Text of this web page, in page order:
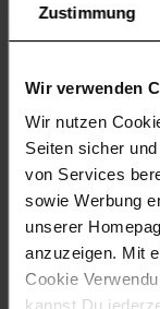
Zustimmung
Wir verwenden
Wir nutzen
Seiten sicher
von Services
sowie Werbung
unserer
anzuzeigen. Mit
Cookie
kannst Du
Farbe: bunt
Maßstab:
Lieferumfang
Modell
Fahrakku
Ladegerät
Anleitung